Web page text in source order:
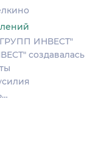
ИНВЕСТ"
создавалась